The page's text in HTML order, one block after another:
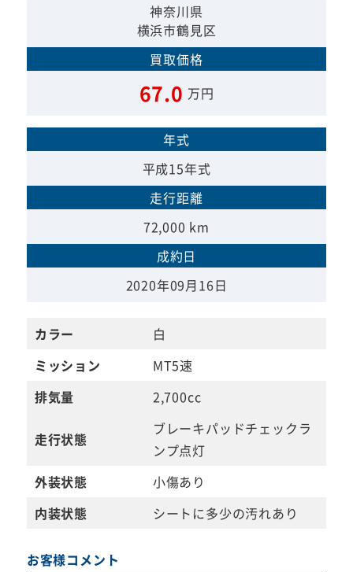
神奈川県
横浜市鶴見区
買取価格
67.0 万円
年式
平成15年式
走行距離
72,000 km
成約日
2020年09月16日
カラー
白
ミッション
MT5速
排気量
2,700cc
走行状態
ブレーキパッドチェックラ
ンプ点灯
外装状態
小傷あり
内装状態
シートに多少の汚れあり
お客様コメント